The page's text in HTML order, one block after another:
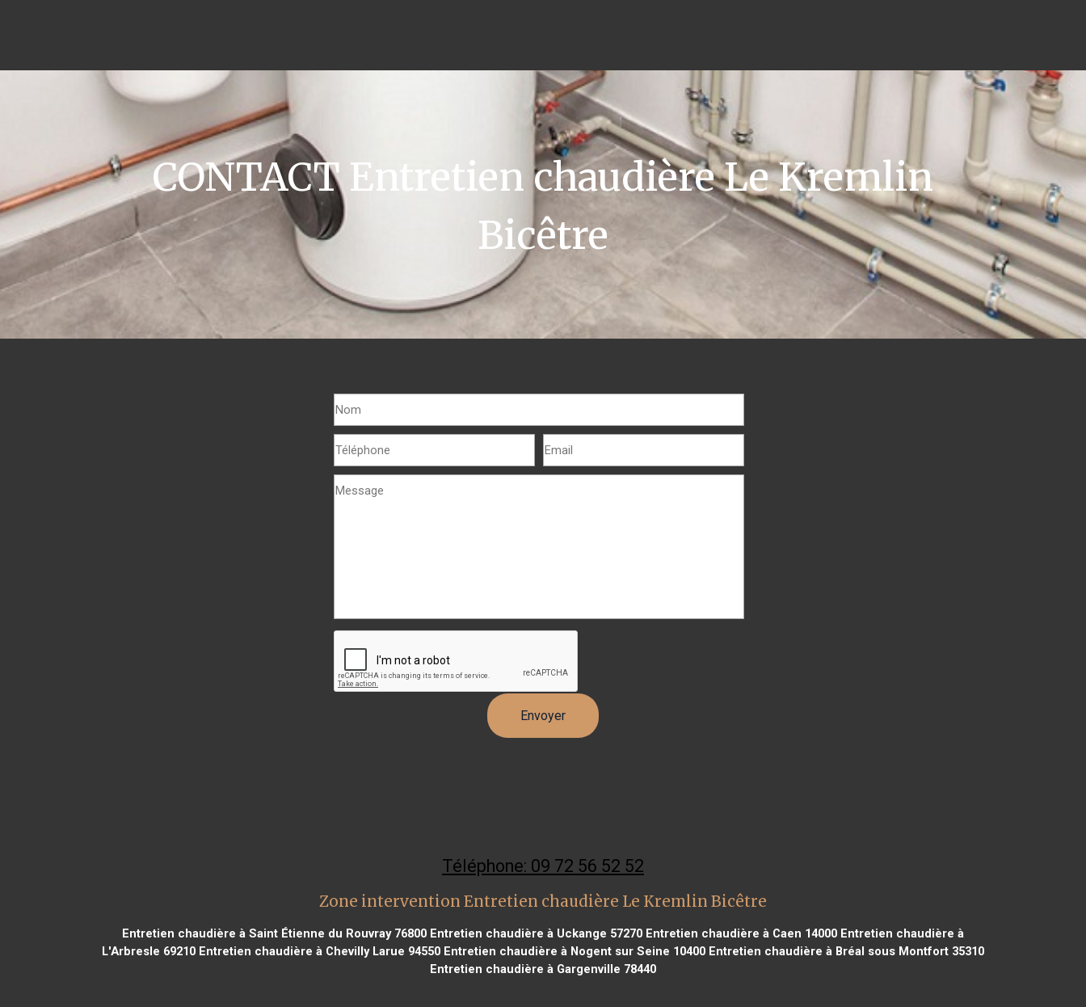
CONTACT Entretien chaudière Le Kremlin
Bicêtre
Téléphone: 09 72 56 52 52
Zone intervention Entretien chaudière Le Kremlin Bicêtre
Entretien chaudière à Saint Étienne du Rouvray 76800 Entretien chaudière à Uckange 57270 Entretien chaudière à Caen 14000 Entretien chaudière à
L'Arbresle 69210 Entretien chaudière à Chevilly Larue 94550 Entretien chaudière à Nogent sur Seine 10400 Entretien chaudière à Bréal sous Montfort 35310
Entretien chaudière à Gargenville 78440